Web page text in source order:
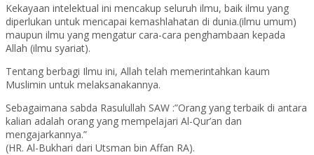
Kekayaan intelektual ini mencakup seluruh ilmu, baik ilmu yang
diperlukan untuk mencapai kemashlahatan di dunia.(ilmu umum)
maupun ilmu yang mengatur cara-cara penghambaan kepada
Allah (ilmu syariat).
Tentang berbagi Ilmu ini, Allah telah memerintahkan kaum
Muslimin untuk melaksanakannya.
Sebagaimana sabda Rasulullah SAW :”Orang yang terbaik di antara
kalian adalah orang yang mempelajari Al-Qur’an dan
mengajarkannya.”
(HR. Al-Bukhari dari Utsman bin Affan RA).